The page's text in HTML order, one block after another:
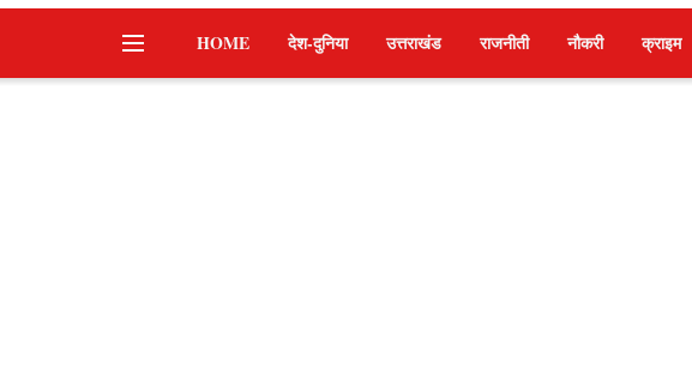
HOME देश-दुनिया उत्तराखंड राजनीती नौकरी क्राइम